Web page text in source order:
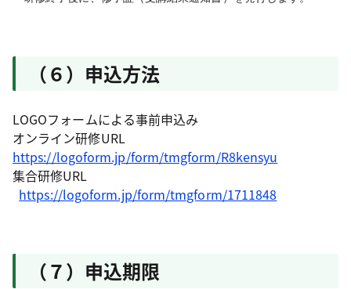
（６）申込方法
LOGOフォームによる事前申込み
オンライン研修URL
https://logoform.jp/form/tmgform/R8kensyu
集合研修URL
https://logoform.jp/form/tmgform/1711848
（７）申込期限